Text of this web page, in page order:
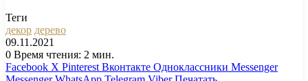
Теги
декор дерево
09.11.2021
0 Время чтения: 2 мин.
Facebook X Pinterest Вконтакте Одноклассники Messenger